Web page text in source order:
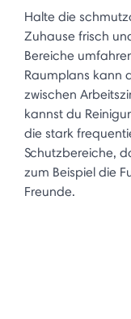
Halte die
Zuhause frisch
Bereiche
Raumplans kann
zwischen
kannst du
die stark
Schutzbereiche,
zum Beispiel die
Freunde.